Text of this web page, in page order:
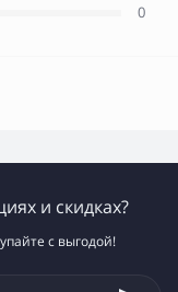
0
и скидках?
с выгодой!